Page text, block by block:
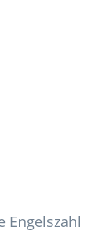
Engelszahl